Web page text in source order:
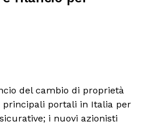
del cambio di proprietà
principali portali in Italia per
i nuovi azionisti